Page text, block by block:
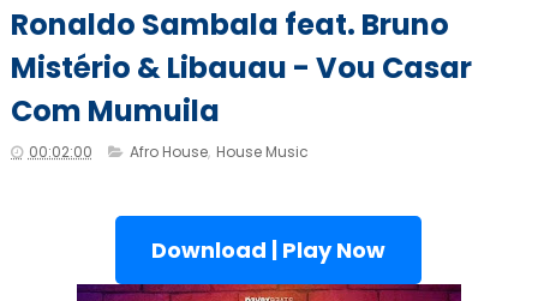
Ronaldo Sambala feat. Bruno
Mistério & Libauau - Vou Casar
Com Mumuila
00:02:00 Afro House, House Music
Download | Play Now